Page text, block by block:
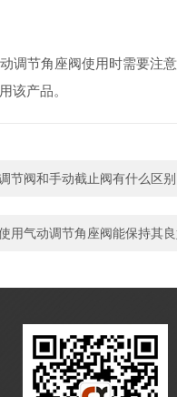
节角座阀使用时需要注意
该产品。
节阀和手动截止阀有什么区别
用气动调节角座阀能保持其